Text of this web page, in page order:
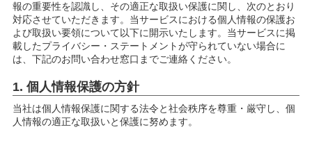
報の重要性を認識し、その適正な取扱い保護に関し、次のとおり
対応させていただきます。当サービスにおける個人情報の保護お
よび取扱い要領について以下に開示いたします。当サービスに掲
載したプライバシー・ステートメントが守られていない場合に
は、下記のお問い合わせ窓口までご連絡ください。
1. 個人情報保護の方針
当社は個人情報保護に関する法令と社会秩序を尊重・厳守し、個
人情報の適正な取扱いと保護に努めます。